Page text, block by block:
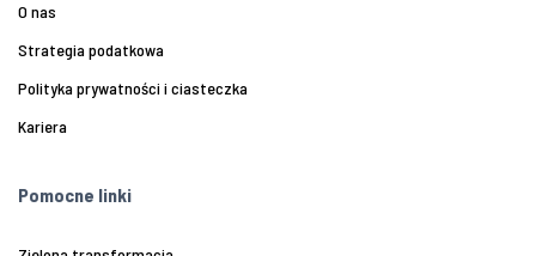
O nas
Strategia podatkowa
Polityka prywatności i ciasteczka
Kariera
Pomocne linki